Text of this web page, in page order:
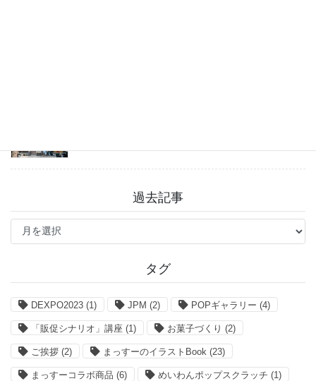
過去記事
過
記
タグ
DEXPO2023 (1) JPM (2) POPギャラリー (4)
「販促シナリオ」講座 (1) お菓子づくり (2)
ご挨拶 (2) まっすーのイラストBook (23)
まっすーコラボ商品 (6) めいわんポップスクラッチ (1)